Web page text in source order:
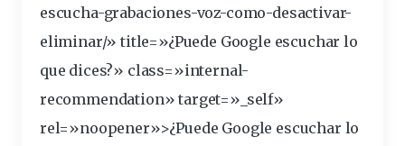
escucha-grabaciones-voz-como-desactivar-
eliminar/» title=»¿Puede Google escuchar lo
que dices?» class=»internal-
recommendation» target=»_self»
rel=»noopener»>¿Puede Google escuchar lo